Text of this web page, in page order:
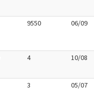
9550 06/09
4 10/08
3 05/07